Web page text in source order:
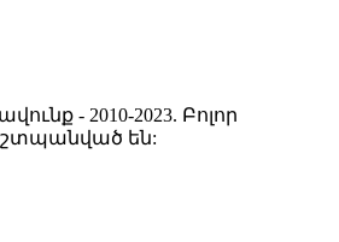
- 2010-2023. Բոլոր
են: